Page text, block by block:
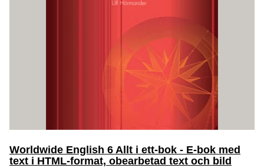
Worldwide English 6 Allt i ett-bok - E-bok med
text i HTML-format, obearbetad text och bild